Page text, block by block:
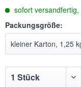
sofort
Packungsgröße: